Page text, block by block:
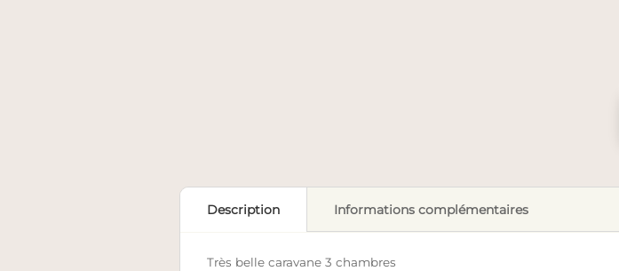
Description Informations complémentaires
Très belle caravane 3 chambres